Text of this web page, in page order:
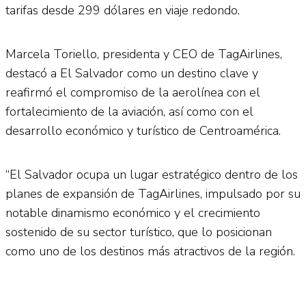
tarifas desde 299 dólares en viaje redondo.
Marcela Toriello, presidenta y CEO de TagAirlines,
destacó a El Salvador como un destino clave y
reafirmó el compromiso de la aerolínea con el
fortalecimiento de la aviación, así como con el
desarrollo económico y turístico de Centroamérica.
“El Salvador ocupa un lugar estratégico dentro de los
planes de expansión de TagAirlines, impulsado por su
notable dinamismo económico y el crecimiento
sostenido de su sector turístico, que lo posicionan
como uno de los destinos más atractivos de la región.